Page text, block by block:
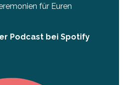
für Euren
Podcast bei Spotify